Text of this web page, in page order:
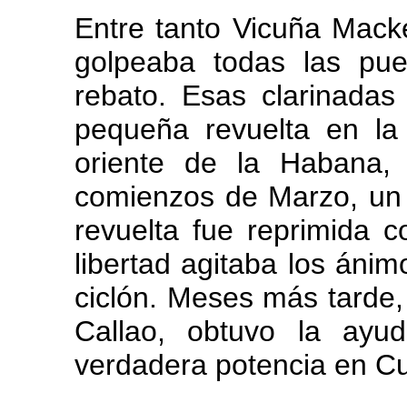
Entre tanto Vicuña
golpeaba todas las
rebato. Esas
pequeña revuelta en
oriente de la
comienzos de Marzo,
revuelta fue reprimida
libertad agitaba los
ciclón. Meses más
Callao, obtuvo la
verdadera potencia en